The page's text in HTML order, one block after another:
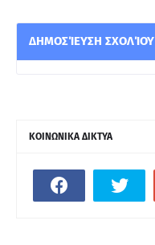
ΔΗΜΟΣΊΕΥΣΗ ΣΧΟΛΊΟΥ
ΚΟΙΝΩΝΙΚΑ ΔΙΚΤΥΑ